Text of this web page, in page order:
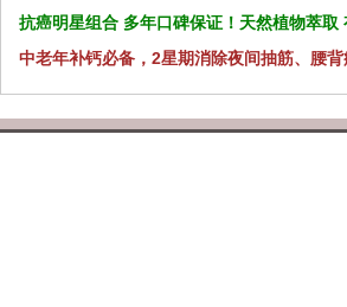
抗癌明星组合 多年口碑保证！天然植物萃取
中老年补钙必备，2星期消除夜间抽筋、腰